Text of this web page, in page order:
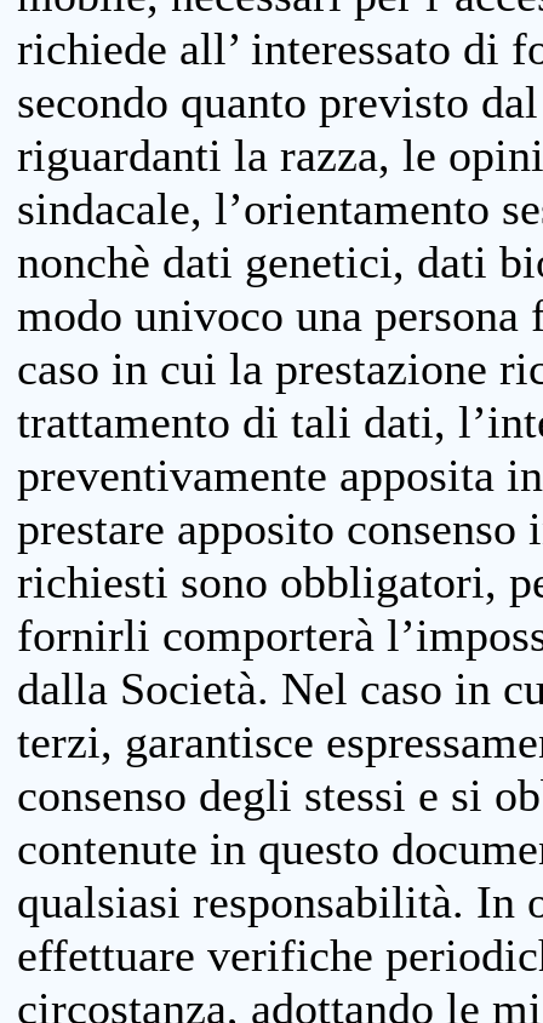
richiede all’ interessato di
secondo quanto previsto
riguardanti la razza, le
sindacale, l’orientamento
nonchè dati genetici, dati
modo univoco una
caso in cui la prestazione
trattamento di tali dati,
preventivamente apposita
prestare apposito
richiesti sono obbligatori,
fornirli comporterà
dalla Società. Nel caso in
terzi, garantisce
consenso degli stessi e si
contenute in questo
qualsiasi responsabilità. In
effettuare verifiche
circostanza, adottando le